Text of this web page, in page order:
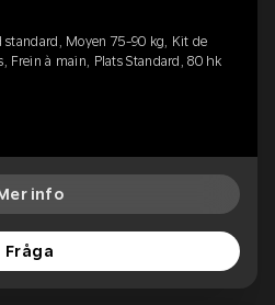
standard, Moyen 75-90 kg, Kit de
Frein à main, Plats Standard, 80 hk
info
Fråga